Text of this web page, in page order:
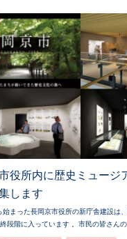
役所内に歴史ミュージ
します
まった長岡京市役所の新庁舎建設は
段階に入っています 。市民の皆さん